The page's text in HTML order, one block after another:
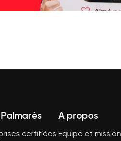
certifiées
A propos
Equipe et mission